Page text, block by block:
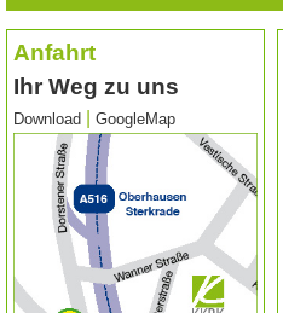
Anfahrt
Ihr Weg zu uns
Download GoogleMap